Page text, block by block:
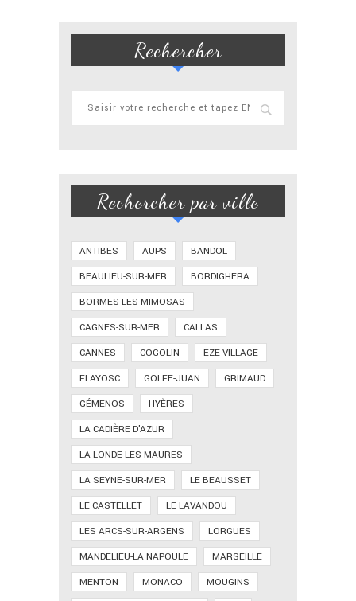
Rechercher
Rechercher par ville
ANTIBES AUPS
BANDOL
BEAULIEU-SUR-MER
BORDIGHERA
BORMES-LES-MIMOSAS
CAGNES-SUR-MER
CALLAS
CANNES
COGOLIN
EZE-VILLAGE
FLAYOSC
GOLFE-JUAN
GRIMAUD
GÉMENOS
HYÈRES
LA CADIÈRE D'AZUR
LA LONDE-LES-MAURES
LA SEYNE-SUR-MER
LE BEAUSSET
LE CASTELLET
LE LAVANDOU
LES ARCS-SUR-ARGENS
LORGUES
MANDELIEU-LA NAPOULE
MARSEILLE
MENTON
MONACO
MOUGINS